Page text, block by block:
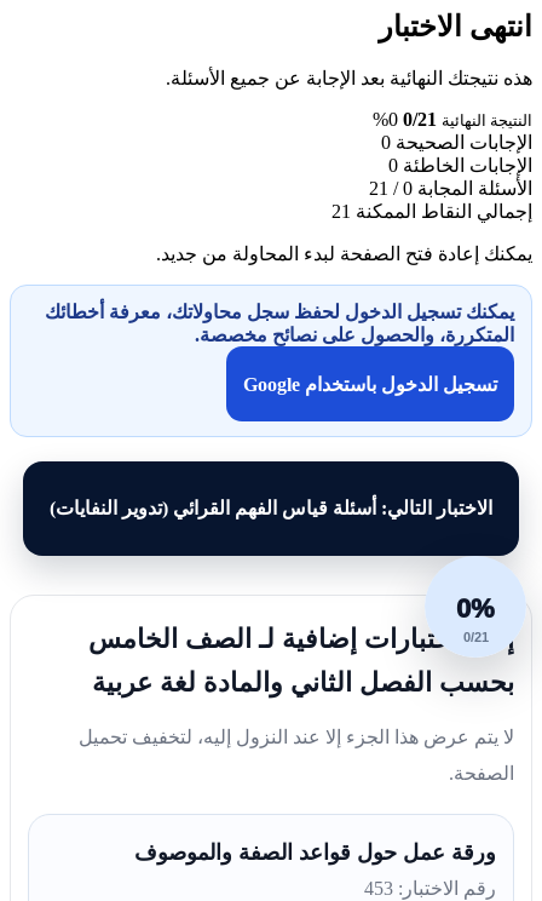
انتهى الاختبار
هذه نتيجتك النهائية بعد الإجابة عن جميع الأسئلة.
النتيجة النهائية 0/21
0%
الإجابات الصحيحة 0
الإجابات الخاطئة 0
الأسئلة المجابة 0 / 21
إجمالي النقاط الممكنة 21
يمكنك إعادة فتح الصفحة لبدء المحاولة من جديد.
يمكنك تسجيل الدخول لحفظ سجل محاولاتك، معرفة أخطائك
المتكررة، والحصول على نصائح مخصصة.
تسجيل الدخول باستخدام Google
الاختبار التالي: أسئلة قياس الفهم القرائي (تدوير النفايات)
0%
0/21
إليك اختبارات إضافية لـ الصف الخامس
بحسب الفصل الثاني والمادة لغة عربية
لا يتم عرض هذا الجزء إلا عند النزول إليه، لتخفيف تحميل
الصفحة.
ورقة عمل حول قواعد الصفة والموصوف
رقم الاختبار: 453